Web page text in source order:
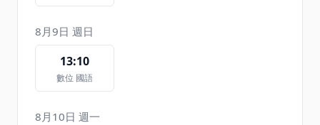
8月9日 週日
13:10
數位 國語
8月10日 週一